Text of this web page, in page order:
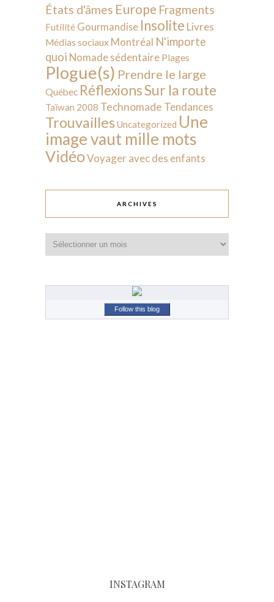
États d'âmes Europe Fragments
Futilité Gourmandise Insolite Livres
Médias sociaux Montréal N'importe
quoi Nomade sédentaire Plages
Plogue(s) Prendre le large
Québec RéflexionsSur la route
Taïwan 2008 Technomade Tendances
Trouvailles Uncategorized Une
image vaut mille mots
VidéoVoyager avec des enfants
ARCHIVES
Follow this blog
INSTAGRAM